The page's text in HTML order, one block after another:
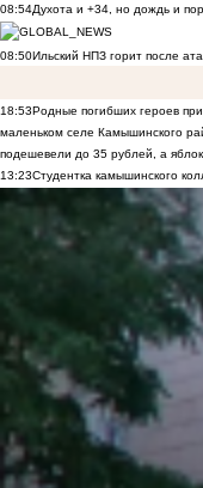
08:54Духота и +34, но дождь и
08:50Ильский НПЗ горит после
18:53Родные погибших героев
маленьком селе Камышинского
подешевели до 35 рублей, а
13:23Студентка камышинского